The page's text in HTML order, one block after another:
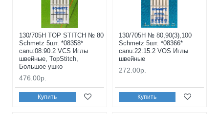
130/705H TOP STITCH № 80
Schmetz 5шт. *08358*
canu:08:90.2 VCS Иглы
швейные, TopStitch,
Большое ушко
476.00р.
Купить
130/705H № 80,90(3),100
Schmetz 5шт. *08366*
canu:22:15.2 VOS Иглы
швейные
272.00р.
Купить